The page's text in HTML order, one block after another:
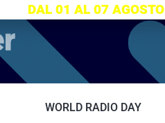
WORLD RADIO DAY
DAL 01 AL 07 AGOSTO